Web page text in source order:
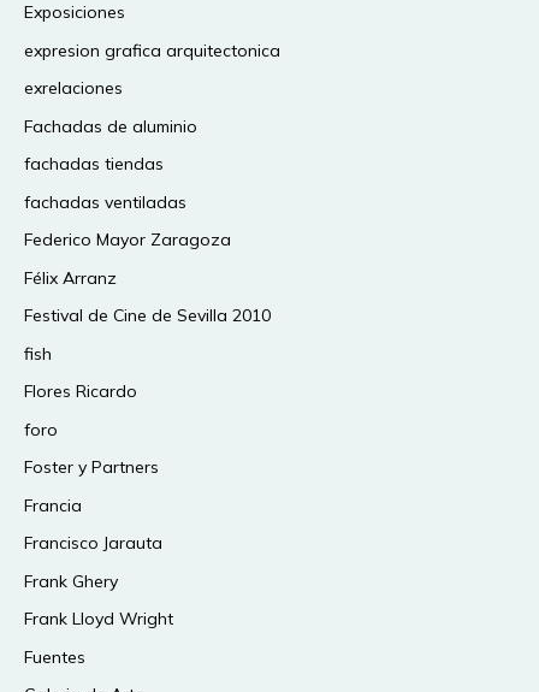
Exposiciones
expresion grafica arquitectonica
exrelaciones
Fachadas de aluminio
fachadas tiendas
fachadas ventiladas
Federico Mayor Zaragoza
Félix Arranz
Festival de Cine de Sevilla 2010
fish
Flores Ricardo
foro
Foster y Partners
Francia
Francisco Jarauta
Frank Ghery
Frank Lloyd Wright
Fuentes